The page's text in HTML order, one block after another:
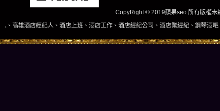
CopyRight © 2019蘋果seo 所有版權未
紀人、酒店上班、酒店工作、酒店經紀公司、酒店業經紀、鋼琴酒吧、酒店